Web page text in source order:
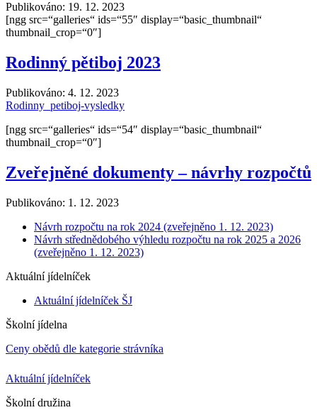
Publikováno: 19. 12. 2023
[ngg src=“galleries“ ids=“55″ display=“basic_thumbnail“
thumbnail_crop=“0″]
Rodinný pětiboj 2023
Publikováno: 4. 12. 2023
Rodinny_petiboj-vysledky
[ngg src=“galleries“ ids=“54″ display=“basic_thumbnail“
thumbnail_crop=“0″]
Zveřejněné dokumenty – návrhy rozpočtů
Publikováno: 1. 12. 2023
Návrh rozpočtu na rok 2024 (zveřejněno 1. 12. 2023)
Návrh střednědobého výhledu rozpočtu na rok 2025 a 2026
(zveřejněno 1. 12. 2023)
Aktuální jídelníček
Aktuální jídelníček ŠJ
Školní jídelna
Ceny obědů dle kategorie strávníka
Aktuální jídelníček
Školní družina